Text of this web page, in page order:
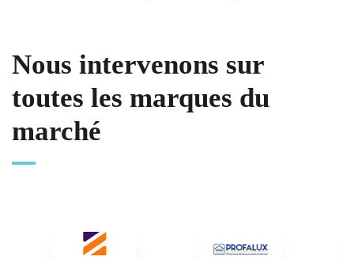
Nous intervenons sur
toutes les marques du
marché